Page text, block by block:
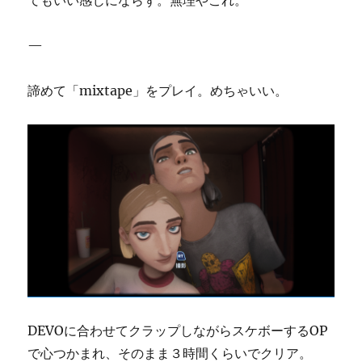
—
諦めて「mixtape」をプレイ。めちゃいい。
DEVOに合わせてクラップしながらスケボーするOP
で心つかまれ、そのまま３時間くらいでクリア。